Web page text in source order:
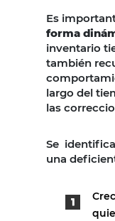
Es
forma
inventario
también
largo del
las
Se
una